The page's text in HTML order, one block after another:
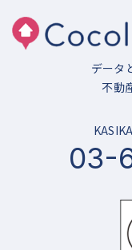
データ
不動
03-